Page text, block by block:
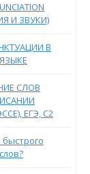
И ЗВУКИ)
В
СЛОВ
ЕГЭ, С2